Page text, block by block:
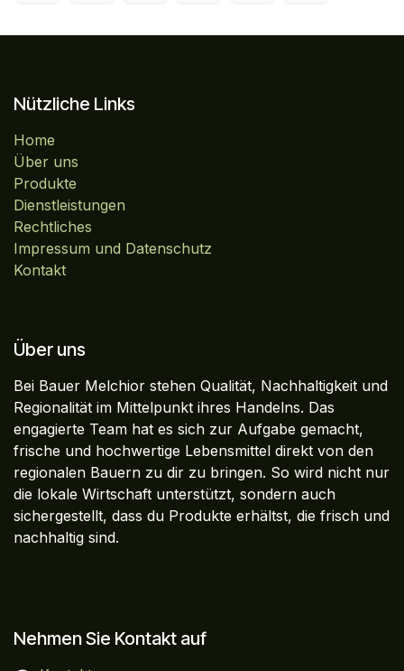
Nützliche Links
Home
Über uns
Produkte
Dienstleistungen
Rechtliches
Impressum und Datenschutz
Kontakt
Über uns
Bei Bauer Melchior stehen Qualität, Nachhaltigkeit und
Regionalität im Mittelpunkt ihres Handelns. Das
engagierte Team hat es sich zur Aufgabe gemacht,
frische und hochwertige Lebensmittel direkt von den
regionalen Bauern zu dir zu bringen. So wird nicht nur
die lokale Wirtschaft unterstützt, sondern auch
sichergestellt, dass du Produkte erhältst, die frisch und
nachhaltig sind.
Nehmen Sie Kontakt auf